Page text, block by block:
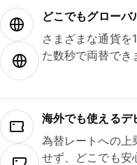
どこでもグ⁠ロ⁠ー⁠バ⁠
さまざまな通貨を
た数秒で両替でき
海外でも使えるデ
為替レートへの上
せず、どこでも安